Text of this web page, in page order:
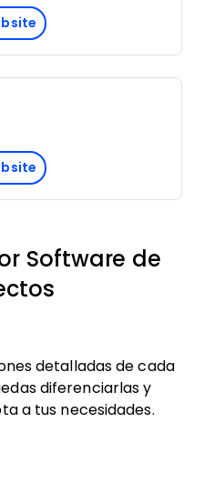
Software de
detalladas de cada
diferenciarlas y
a tus necesidades.